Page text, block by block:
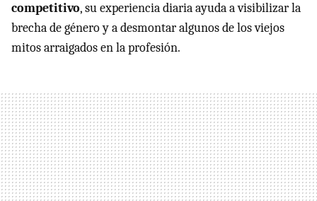
competitivo, su experiencia diaria ayuda a visibilizar la
brecha de género y a desmontar algunos de los viejos
mitos arraigados en la profesión.